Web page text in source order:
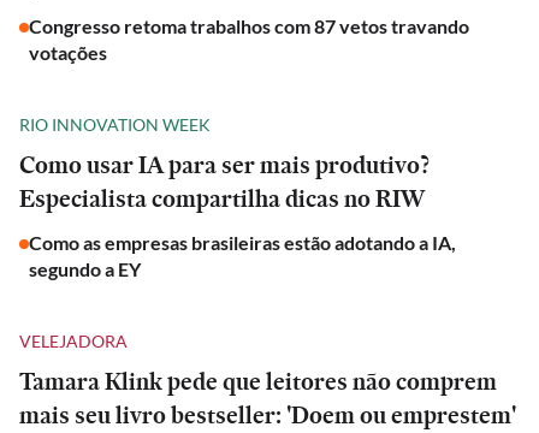
Congresso retoma trabalhos com 87 vetos travando
votações
RIO INNOVATION WEEK
Como usar IA para ser mais produtivo?
Especialista compartilha dicas no RIW
Como as empresas brasileiras estão adotando a IA,
segundo a EY
VELEJADORA
Tamara Klink pede que leitores não comprem
mais seu livro bestseller: 'Doem ou emprestem'